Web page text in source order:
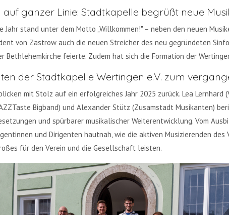
ganzer Linie: Stadtkapelle begrüßt neue
Jahr stand unter dem Motto „Willkommen!" – neben den neuen
von Zastrow auch die neuen Streicher des neu gegründeten
Bethlehemkirche feierte. Zudem hat sich die Formation der
der Stadtkapelle Wertingen e.V. zum
mit Stolz auf ein erfolgreiches Jahr 2025 zurück. Lea Lernhard
Bigband) und Alexander Stütz (Zusamstadt Musikanten)
und spürbarer musikalischer Weiterentwicklung. Vom
und Dirigenten hautnah, wie die aktiven Musizierenden
für den Verein und die Gesellschaft leisten.